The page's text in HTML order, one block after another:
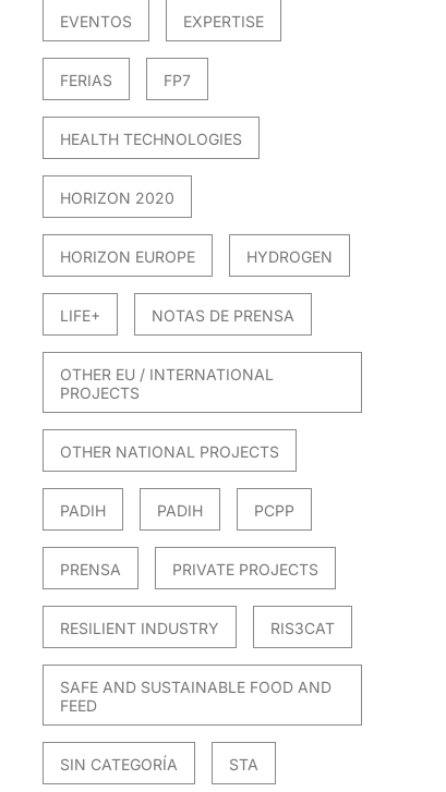
EVENTOS EXPERTISE
FERIAS FP7
HEALTH TECHNOLOGIES
HORIZON 2020
HORIZON EUROPE HYDROGEN
LIFE+ NOTAS DE PRENSA
OTHER EU / INTERNATIONAL
PROJECTS
OTHER NATIONAL PROJECTS
PADIH PADIH PCPP
PRENSA PRIVATE PROJECTS
RESILIENT INDUSTRY RIS3CAT
SAFE AND SUSTAINABLE FOOD AND
FEED
SIN CATEGORÍA STA